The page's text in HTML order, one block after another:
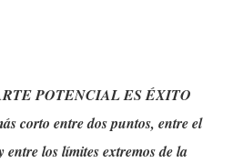
POTENCIAL ES ÉXITO
corto entre dos puntos, entre el
entre los límites extremos de la